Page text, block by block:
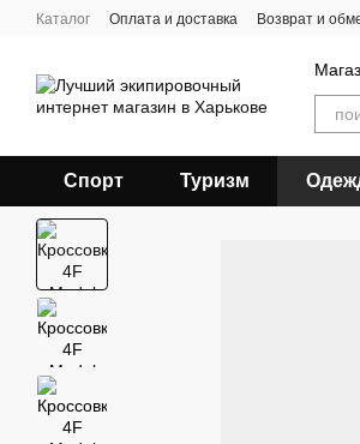
Перейти к основному контенту
Каталог Оплата и доставка Возврат и
Спорт Туризм